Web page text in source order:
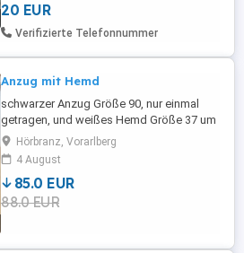
20 EUR
Verifizierte Telefonnummer
Anzug mit Hemd
schwarzer Anzug Größe 90, nur einmal
getragen, und weißes Hemd Größe 37 um
nur 85 Euro zu verkaufen Kann jederzeit
gerne bei uns angeschaut und probiert
werden!
Hörbranz, Vorarlberg
4 August
85.0 EUR
88.0 EUR